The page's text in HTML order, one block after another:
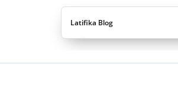
Latifika Blog